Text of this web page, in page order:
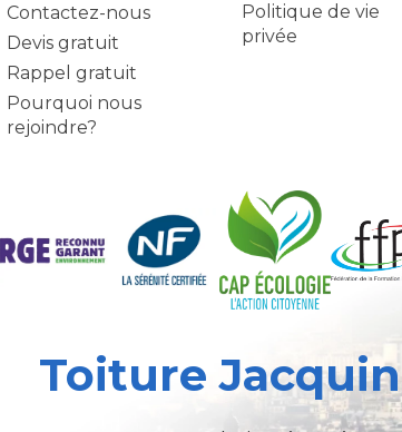
Contactez-nous
Devis gratuit
Rappel gratuit
Pourquoi nous
rejoindre?
Politique de vie
privée
Toiture Jacquin